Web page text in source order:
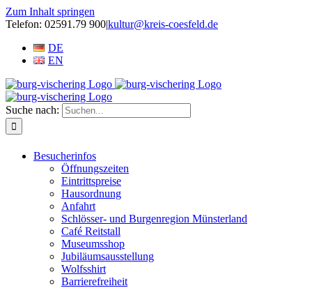
Zum Inhalt springen
Telefon: 02591.79 900|kultur@kreis-coesfeld.de
DE
EN
Suche nach:
Besucherinfos
Öffnungszeiten
Eintrittspreise
Hausordnung
Anfahrt
Schlösser- und Burgenregion Münsterland
Café Reitstall
Museumsshop
Jubiläumsausstellung
Wolfsshirt
Barrierefreiheit